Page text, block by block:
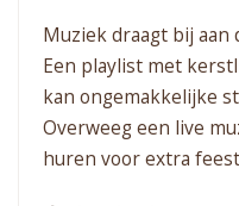
Muziek draagt bij
Een playlist met
kan ongemakkelijke
Overweeg een live
huren voor extra